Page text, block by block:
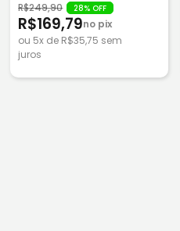
R$249,90 28% OFF
R$169,79no pix
ou 5x de R$35,75 sem
juros